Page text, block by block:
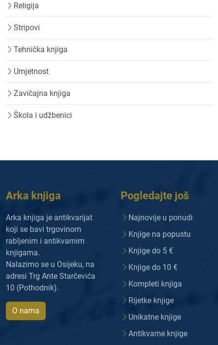
Religija
Stripovi
Tehnička knjiga
Umjetnost
Zavičajna knjiga
Škola i udžbenici
Arka knjiga
Arka knjiga je antikvarijat
koji se bavi trgovinom
rabljenim i antikvarnim
knjigama.
Nalazimo se u Osijeku, na
adresi Trg Ante Starčevića
10 (Pothodnik).
O nama
Pogledajte još
Najnovije u ponudi
Knjige na popustu
Knjige do 5 €
Knjige do 10 €
Kompleti knjiga
Rijetke knjige
Unikatne knjige
Antikvarne knjige